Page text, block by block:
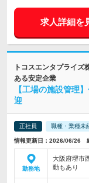
求人詳細を
トコスエンタプライ
ある安定企業
【工場の施設管
迎
正社員 職種・業種未
情報更新日：2026/06/26
勤務地
大阪府堺市
動もあり